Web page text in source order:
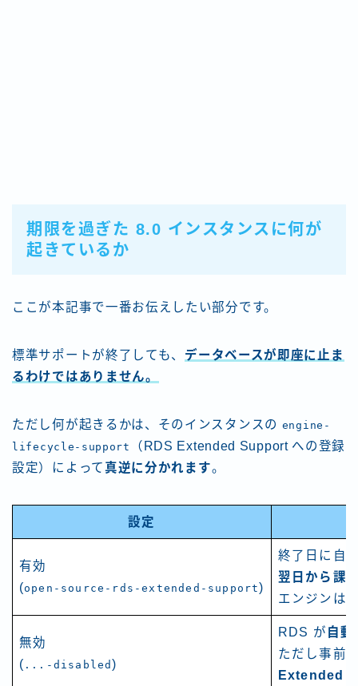
期限を過ぎた 8.0 インスタンスに何が
起きているか
ここが本記事で一番お伝えしたい部分です。
標準サポートが終了しても、 データベースが即座に止ま
るわけではありません。
ただし何が起きるかは、そのインスタンスの engine-
lifecycle-support
（RDS Extended Support への登録
設定）によって真逆に分かれます。
設定
有効
(open-source-rds-extended-support)
終了日に自
翌日から課
エンジンは
無効
( ...-disabled )
RDS が 自
ただし事前
Extended